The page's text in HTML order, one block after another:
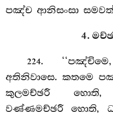
පඤ්ච ආනිසංසා
4.
224.
අතිනිවාසෙ. කතමෙ
කුලමච්ඡරී හොති,
වණ්ණමච්ඡරී හොති,